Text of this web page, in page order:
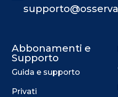
Abbonamenti e
Supporto
Guida e supporto
Privati